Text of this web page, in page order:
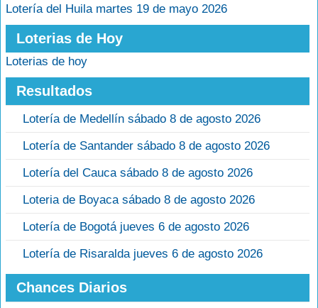
Lotería del Huila martes 19 de mayo 2026
Loterias de Hoy
Loterias de hoy
Resultados
Lotería de Medellín sábado 8 de agosto 2026
Lotería de Santander sábado 8 de agosto 2026
Lotería del Cauca sábado 8 de agosto 2026
Loteria de Boyaca sábado 8 de agosto 2026
Lotería de Bogotá jueves 6 de agosto 2026
Lotería de Risaralda jueves 6 de agosto 2026
Chances Diarios